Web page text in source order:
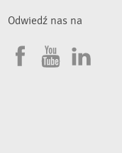
Odwiedź nas na